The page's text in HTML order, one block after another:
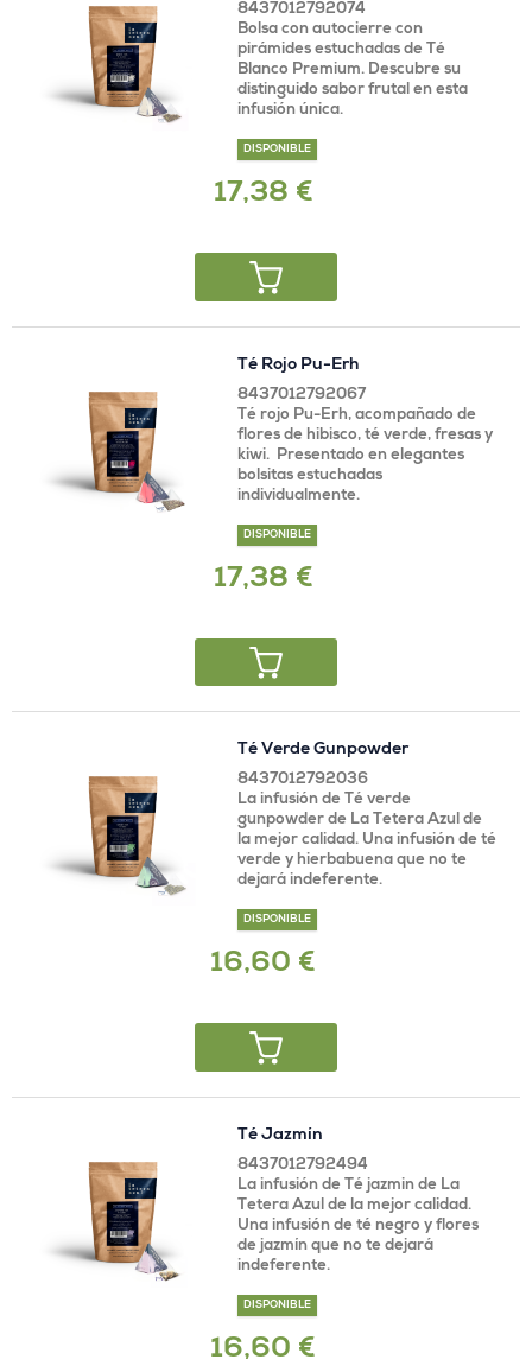
8437012792074
Bolsa con autocierre con
pirámides estuchadas de Té
Blanco Premium. Descubre su
distinguido sabor frutal en esta
infusión única.
DISPONIBLE
17,38 €
Té Rojo Pu-Erh
8437012792067
Té rojo Pu-Erh, acompañado de
flores de hibisco, té verde, fresas y
kiwi. Presentado en elegantes
bolsitas estuchadas
individualmente.
DISPONIBLE
17,38 €
Té Verde Gunpowder
8437012792036
La infusión de Té verde
gunpowder de La Tetera Azul de
la mejor calidad. Una infusión de té
verde y hierbabuena que no te
dejará indeferente.
DISPONIBLE
16,60 €
Té Jazmín
8437012792494
La infusión de Té jazmin de La
Tetera Azul de la mejor calidad.
Una infusión de té negro y flores
de jazmín que no te dejará
indeferente.
DISPONIBLE
16,60 €